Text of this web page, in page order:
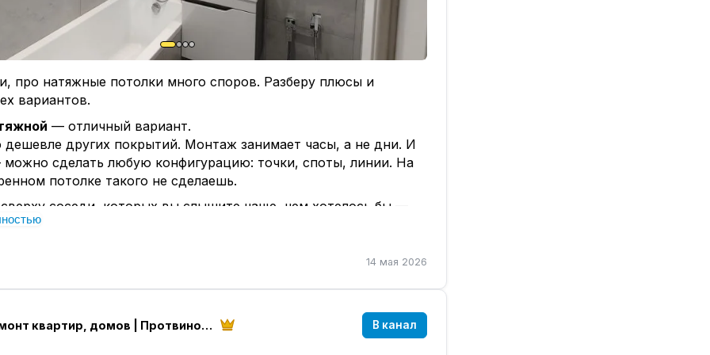
мастера с нормальным договором или всё на словах? 👇
#ремонт #договор #мастер #Протвино #Серпухов
про натяжные потолки много споров. Разберу плюсы и
вариантов.
— отличный вариант.
дешевле других покрытий. Монтаж занимает часы, а не дни. И
сделать любую конфигурацию: точки, споты, линии. На
потолке такого не сделаешь.
соседи, которых вы слышите чаще, чем хотелось бы —
и трещины, и перепады, и заодно защитит от протечек.
и так небольшая, и хочется сохранить каждый сантиметр. Или
сухая, тёплая, а плита более-менее ровная. Грамотная
—гипсокартон
14 мая 2026
Pro Ремонт квартир, домов | Протвино, Серпухов В канал